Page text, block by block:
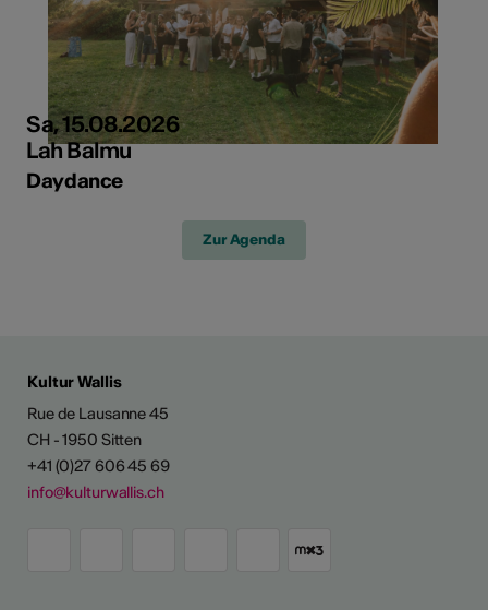
Sa, 15.08.2026
Lah Balmu
Daydance
Zur Agenda
Kultur Wallis
Rue de Lausanne 45
CH - 1950 Sitten
+41 (0)27 606 45 69
info@kulturwallis.ch